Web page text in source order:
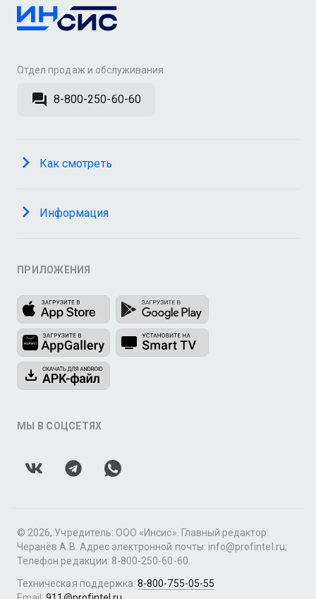
Отдел продаж и обслуживания
8-800-250-60-60
Как смотреть
Информация
ПРИЛОЖЕНИЯ
МЫ В СОЦСЕТЯХ
© 2026, Учредитель: ООО «Инсис». Главный редактор:
Черанёв А.В. Адрес электронной почты: info@profintel.ru;
Телефон редакции: 8-800-250-60-60.
Техническая поддержка:8-800-755-05-55